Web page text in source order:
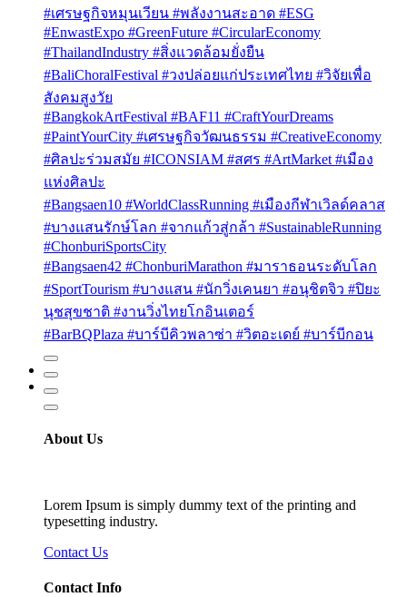
#เศรษฐกิจหมุนเวียน #พลังงานสะอาด #ESG
#EnwastExpo #GreenFuture #CircularEconomy
#ThailandIndustry #สิ่งแวดล้อมยั่งยืน
#BaliChoralFestival #วงปล่อยแก่ประเทศไทย #วิจัยเพื่อ
สังคมสูงวัย
#BangkokArtFestival #BAF11 #CraftYourDreams
#PaintYourCity #เศรษฐกิจวัฒนธรรม #CreativeEconomy
#ศิลปะร่วมสมัย #ICONSIAM #สศร #ArtMarket #เมือง
แห่งศิลปะ
#Bangsaen10 #WorldClassRunning #เมืองกีฬาเวิลด์คลาส
#บางแสนรักษ์โลก #จากแก้วสู่กล้า #SustainableRunning
#ChonburiSportsCity
#Bangsaen42 #ChonburiMarathon #มาราธอนระดับโลก
#SportTourism #บางแสน #นักวิ่งเคนยา #อนุชิตจิว #ปิยะ
นุชสุขชาติ #งานวิ่งไทยโกอินเตอร์
#BarBQPlaza #บาร์บีคิวพลาซ่า #วิตอะเดย์ #บาร์บีกอน
About Us
Lorem Ipsum is simply dummy text of the printing and
typesetting industry.
Contact Us
Contact Info